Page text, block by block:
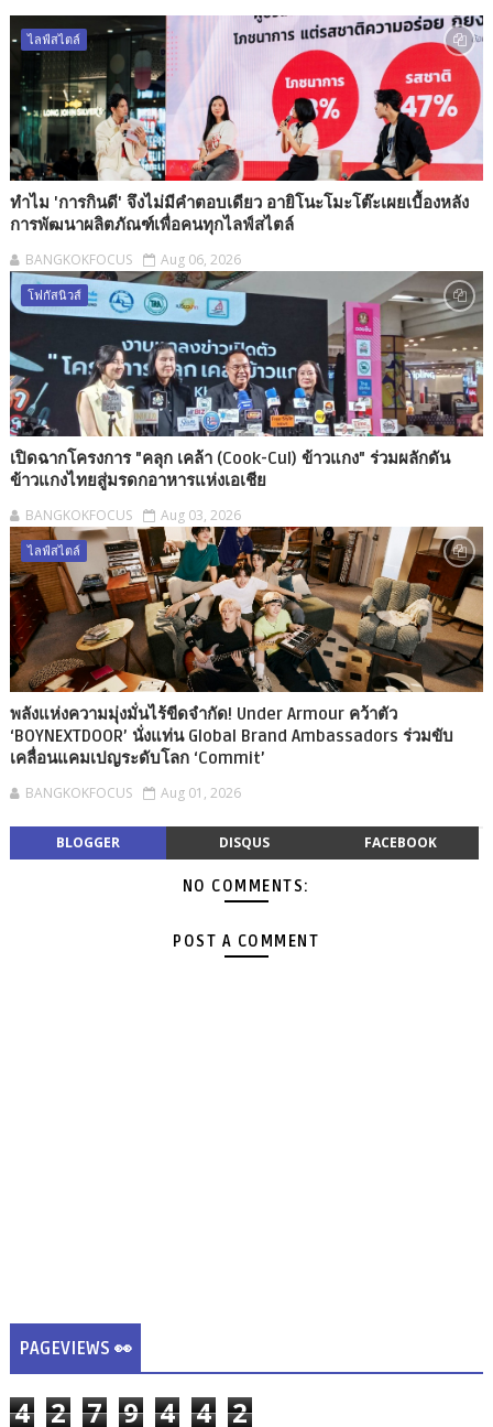
ไลฟ์สไตล์
ทำไม 'การกินดี' จึงไม่มีคำตอบเดียว อายิโนะโมะโต๊ะเผยเบื้องหลัง
การพัฒนาผลิตภัณฑ์เพื่อคนทุกไลฟ์สไตล์
BANGKOKFOCUS Aug 06, 2026
โฟกัสนิวส์
เปิดฉากโครงการ "คลุก เคล้า (Cook-Cul) ข้าวแกง" ร่วมผลักดัน
ข้าวแกงไทยสู่มรดกอาหารแห่งเอเชีย
BANGKOKFOCUS Aug 03, 2026
ไลฟ์สไตล์
พลังแห่งความมุ่งมั่นไร้ขีดจำกัด! Under Armour คว้าตัว
‘BOYNEXTDOOR’ นั่งแท่น Global Brand Ambassadors ร่วมขับ
เคลื่อนแคมเปญระดับโลก ‘Commit’
BANGKOKFOCUS Aug 01, 2026
BLOGGER DISQUS FACEBOOK
NO COMMENTS:
POST A COMMENT
PAGEVIEWS 👀
4 2 7 9 4 4 2